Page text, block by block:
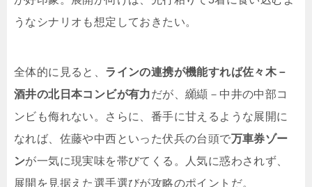
うなシナリオも想定しておきたい。
全体的に見ると、 ラインの連携が機能すれば佐々木－
酒井の北日本コンビが有力だが、纐纈－中井の中部コ
ンビも侮れない。さらに、番手に甘えるような展開に
なれば、佐藤や中西といった伏兵の台頭で万車券ゾー
ンが一気に現実味を帯びてくる。人気に惑わされず、
展開を見据えた選手選びが攻略のポイントだ。